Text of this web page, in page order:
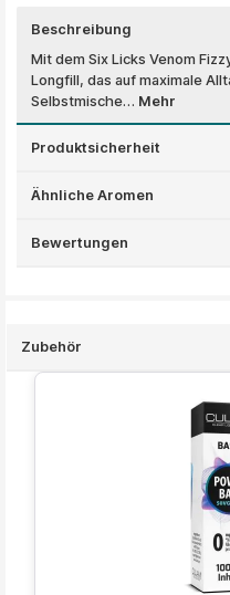
Beschreibung
Mit dem Six Licks Venom
Longfill, das auf maximale
Selbstmische… Mehr
Produktsicherheit
Ähnliche Aromen
Bewertungen
Zubehör
Produktgalerie überspringen